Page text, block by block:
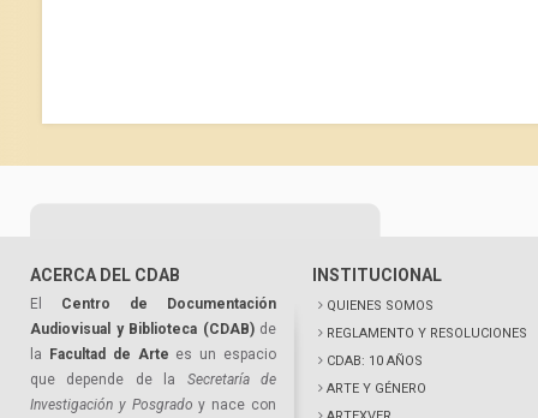
ACERCA DEL CDAB
El Centro de Documentación
Audiovisual y Biblioteca (CDAB)de
la
Facultad de Arte es un espacio
que depende de la Secretaría de
Investigación y Posgrado y nace con
INSTITUCIONAL
QUIENES SOMOS
REGLAMENTO Y RESOLUCIONES
CDAB: 10 AÑOS
ARTE Y GÉNERO